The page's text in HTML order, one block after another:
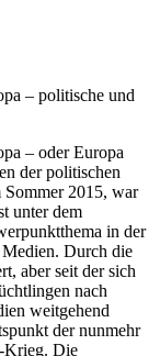
– politische und
– oder Europa
der politischen
2015, war
unter dem
in der
Medien. Durch die
aber seit der sich
nach
weitgehend
der nunmehr
Krieg. Die